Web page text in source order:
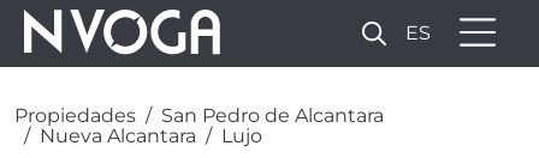
ES
Propiedades
San Pedro de Alcantara
Nueva Alcantara
Lujo